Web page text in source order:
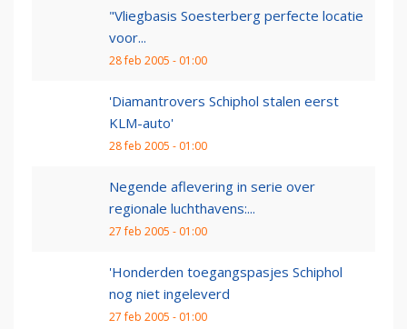
"Vliegbasis Soesterberg perfecte locatie
voor...
28 feb 2005 - 01:00
'Diamantrovers Schiphol stalen eerst
KLM-auto'
28 feb 2005 - 01:00
Negende aflevering in serie over
regionale luchthavens:...
27 feb 2005 - 01:00
'Honderden toegangspasjes Schiphol
nog niet ingeleverd
27 feb 2005 - 01:00